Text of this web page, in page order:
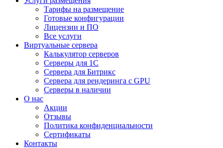
Тарифы на размещение
Готовые конфигурации
Лицензии и ПО
Все услуги
Виртуальные сервера
Калькулятор серверов
Серверы для 1С
Сервера для Битрикс
Сервера для рендеринга с GPU
Серверы в наличии
О нас
Акции
Отзывы
Политика конфиденциальности
Сертификаты
Контакты